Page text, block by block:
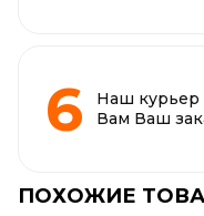
Наш курьер
Вам Ваш
ПОХОЖИЕ